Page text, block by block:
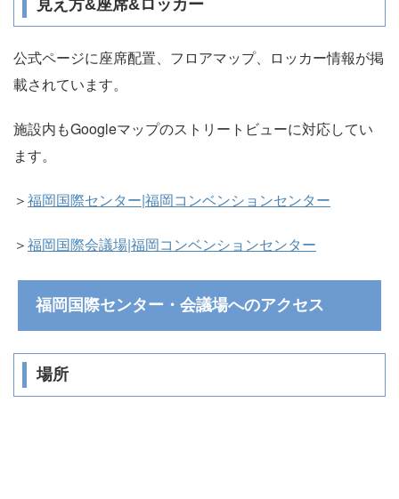
見え方&座席&ロッカー
公式ページに座席配置、フロアマップ、ロッカー情報が掲
載されています。
施設内もGoogleマップのストリートビューに対応してい
ます。
＞福岡国際センター|福岡コンベンションセンター
＞福岡国際会議場|福岡コンベンションセンター
福岡国際センター・会議場へのアクセス
場所